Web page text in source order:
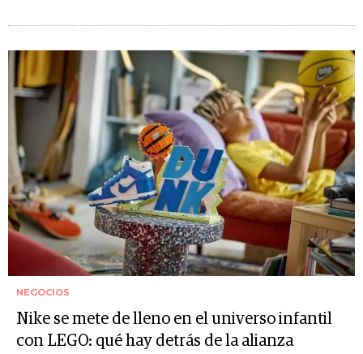
NEGOCIOS
Nike se mete de lleno en el universo infantil
con LEGO: qué hay detrás de la alianza